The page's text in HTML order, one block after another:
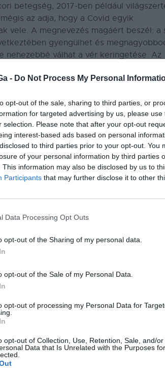
- Do Not Process My Personal
opt-out of the sale, sharing to third parties, or
for targeted advertising by us, please
selection. Please note that after your opt-out
interest-based ads based on personal
to third parties prior to your opt-out. You
of your personal information by third parties
This information may also be disclosed by us to
Participants that may further disclose it to other
Data Processing Opt Outs
opt-out of the Sharing of my personal data.
opt-out of the Sale of my Personal Data.
opt-out of processing my Personal Data for
opt-out of Collection, Use, Retention, Sale, and/or
Data that Is Unrelated with the Purposes
betegség, 2017-ben például
az adja, hogy a Covid egyik
vele. A megnevezés magáért beszél: a
gyengülhet és
nehezebbé válhat a vér keringetése. Az
után teljes életet élhet, mégis
és a felépülésig tartó
esetleges szövődmények.
KÖVETKEZŐ
Több mint 5 ezer
tandíjmentes helyet